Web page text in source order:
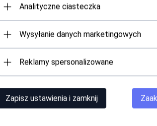
Analityczne ciasteczka
Wysyłanie danych marketingowych
Reklamy spersonalizowane
Zapisz ustawienia i zamknij